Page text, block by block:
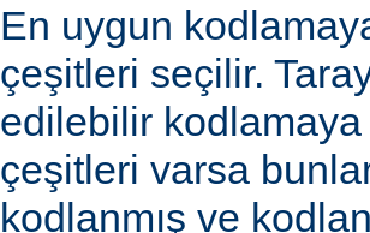
En uygun
çeşitleri seçilir.
edilebilir
çeşitleri varsa
kodlanmış ve